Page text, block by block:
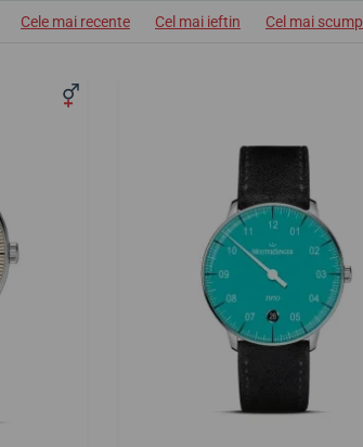
Cele mai recente Cel mai ieftin Cel mai scump